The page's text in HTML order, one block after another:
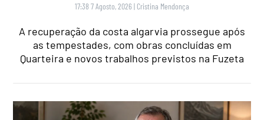
17:38 7 Agosto, 2026 | Cristina Mendonça
A recuperação da costa algarvia prossegue após
as tempestades, com obras concluídas em
Quarteira e novos trabalhos previstos na Fuzeta